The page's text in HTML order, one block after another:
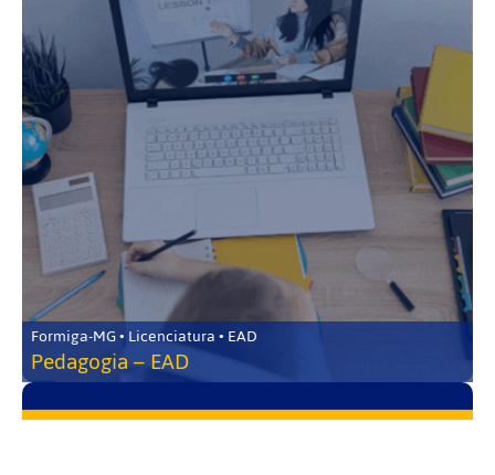
Formiga-MG • Licenciatura • EAD
Pedagogia – EAD